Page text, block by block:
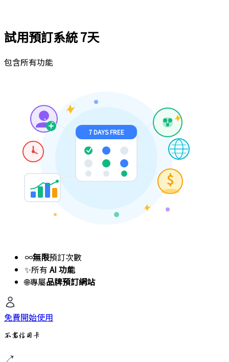
試用預訂系統7天
包含所有功能
7 DAYS FREE
$
∞無限預訂次數
✨所有 AI 功能
🌐專屬品牌預訂網站
免費開始使用
不需信用卡